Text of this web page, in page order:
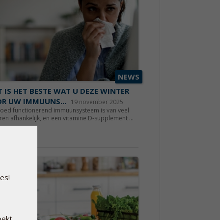
NEWS
IS HET BESTE WAT U DEZE WINTER
UW IMMUUNS...
19 november 2025
functionerend immuunsysteem is van veel
afhankelijk, en een vitamine D-supplement ...